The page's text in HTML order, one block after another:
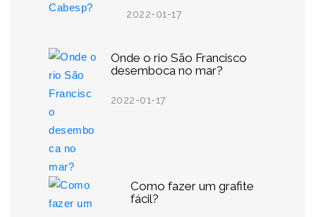
2022-01-17
Onde o rio São Francisco
desemboca no mar?
2022-01-17
Como fazer um grafite
fácil?